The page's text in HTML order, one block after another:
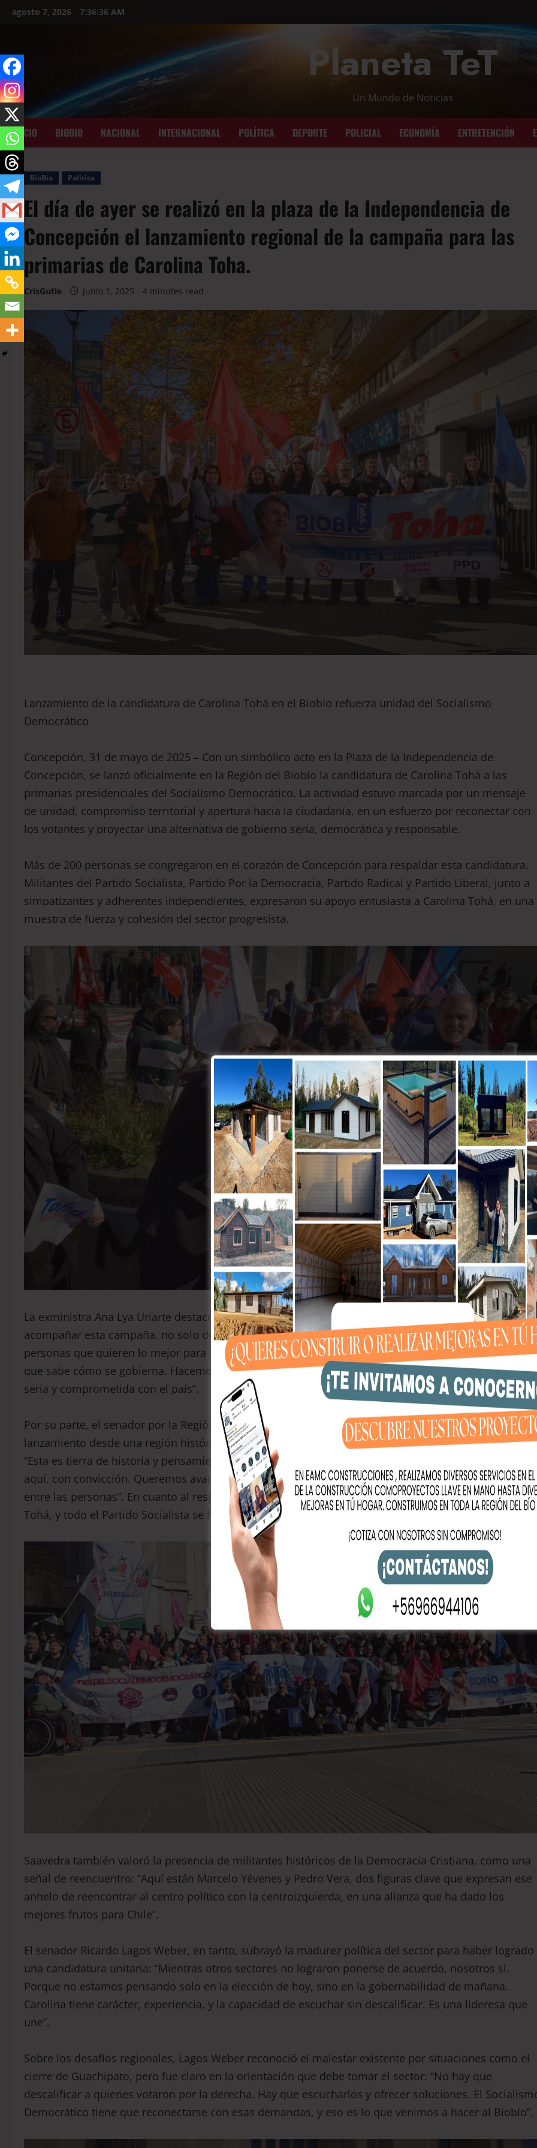
agosto 7, 2026 7:36:38 AM
Planeta TeT
Un Mundo de Noticias
INICIO BIOBIO NACIONAL INTERNACIONAL POLÍTICA DEPORTE POLICIAL ECONOMÍA ENTRETENCIÓN
BioBio Política
El día de ayer se realizó en la plaza de la Independencia de
Concepción el lanzamiento regional de la campaña para las
primarias de Carolina Toha.
CrisGutie junio 1, 2025 4 minutes read
Lanzamiento de la candidatura de Carolina Tohá en el Biobío refuerza unidad del Socialismo
Democrático
Concepción, 31 de mayo de 2025 – Con un simbólico acto en la Plaza de la Independencia de
Concepción, se lanzó oficialmente en la Región del Biobío la candidatura de Carolina Tohá a las
primarias presidenciales del Socialismo Democrático. La actividad estuvo marcada por un mensaje
de unidad, compromiso territorial y apertura hacia la ciudadanía, en un esfuerzo por reconectar con
los votantes y proyectar una alternativa de gobierno seria, democrática y responsable.
Más de 200 personas se congregaron en el corazón de Concepción para respaldar esta candidatura.
Militantes del Partido Socialista, Partido Por la Democracia, Partido Radical y Partido Liberal, junto a
simpatizantes y adherentes independientes, expresaron su apoyo entusiasta a Carolina Tohá, en una
muestra de fuerza y cohesión del sector progresista.
La exministra Ana Lya Uriarte destacó el carácter ciudadano de la convocatoria: “Estamos aquí para
acompañar esta campaña, no solo desde los partidos políticos, sino también con independientes,
personas que quieren lo mejor para Chile. Carolina Tohá es una mujer inteligente, con experiencia,
que sabe cómo se gobierna. Hacemos un llamado a quienes no militan, pero quieren una
seria y comprometida con el país”.
Por su parte, el senador por la Región del Biobío, Gastón Saavedra, remarcó la importancia de este
lanzamiento desde una región históricamente ligada a las transformaciones democráticas del país:
“Esta es tierra de historia y pensamiento libre. Por eso levantamos la candidatura de Carolina desde
aquí, con convicción. Queremos avanzar hacia un país con más bienestar, seguridad social y respeto
entre las personas”. En cuanto al respaldo socialista, fue enfático: “Nuestra candidata es Carolina
Tohá, y todo el Partido Socialista se ha puesto detrás de este proyecto, sin divisiones”.
Saavedra también valoró la presencia de militantes históricos de la Democracia Cristiana, como una
señal de reencuentro: “Aquí están Marcelo Yévenes y Pedro Vera, dos figuras clave que expresan ese
anhelo de reencontrar al centro político con la centroizquierda, en una alianza que ha dado los
mejores frutos para Chile”.
El senador Ricardo Lagos Weber, en tanto, subrayó la madurez política del sector para haber logrado
una candidatura unitaria: “Mientras otros sectores no lograron ponerse de acuerdo, nosotros sí.
Porque no estamos pensando solo en la elección de hoy, sino en la gobernabilidad de mañana.
Carolina tiene carácter, experiencia, y la capacidad de escuchar sin descalificar. Es una lideresa que
une”.
Sobre los desafíos regionales, Lagos Weber reconoció el malestar existente por situaciones como el
cierre de Guachipato, pero fue claro en la orientación que debe tomar el sector: “No hay que
descalificar a quienes votaron por la derecha. Hay que escucharlos y ofrecer soluciones. El
Democrático tiene que reconectarse con esas demandas, y eso es lo que venimos a hacer al Biobío”.